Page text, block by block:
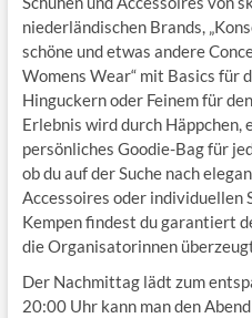
niederländischen Brands,
schöne und etwas andere
Womens Wear“ mit Basics für
Hinguckern oder Feinem für
Erlebnis wird durch
persönliches Goodie-Bag für
ob du auf der Suche nach
Accessoires oder individuellen
Kempen findest du garantiert
die Organisatorinnen
Der Nachmittag lädt zum
20:00 Uhr kann man den